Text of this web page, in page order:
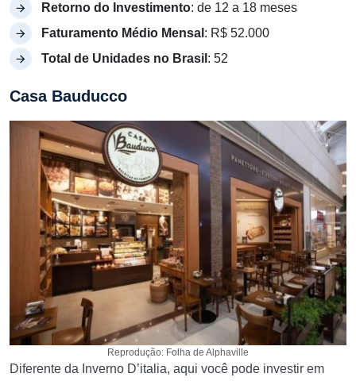
Retorno do Investimento: de 12 a 18 meses
Faturamento Médio Mensal : R$ 52.000
Total de Unidades no Brasil : 52
Casa Bauducco
Reprodução: Folha de Alphaville
Diferente da Inverno D’italia, aqui você pode investir em